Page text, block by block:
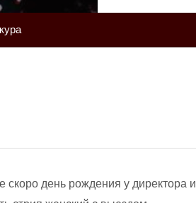
скоро день рождения у директора и